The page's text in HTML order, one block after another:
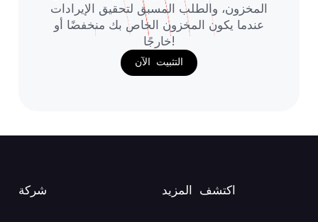
المخزون، والطلب المسبق لتحقيق الإيرادات
عندما يكون المخزون الخاص بك منخفضًا أو
خارجًا!
التثبيت الآن
شركة اكتشف المزيد